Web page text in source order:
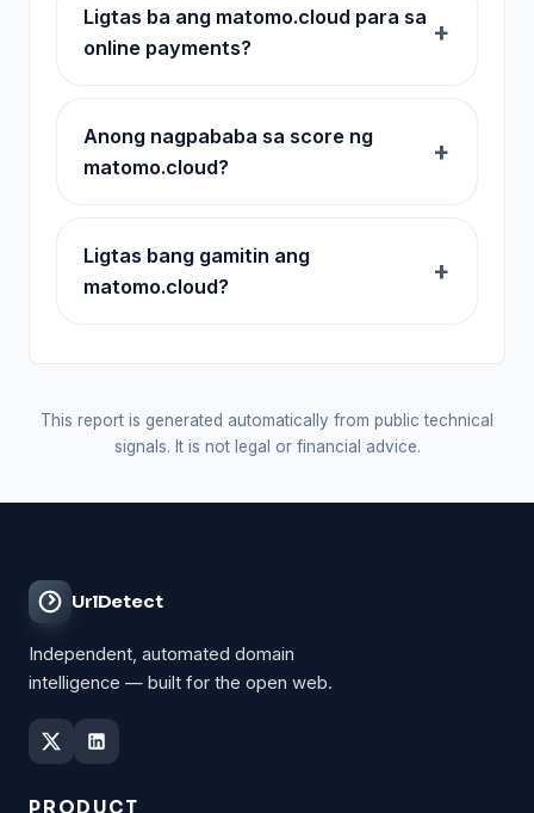
Ligtas ba ang matomo.cloud para sa
online payments?
Anong nagpababa sa score ng
matomo.cloud?
Ligtas bang gamitin ang
matomo.cloud?
This report is generated automatically from public technical
signals. It is not legal or financial advice.
UrlDetect
Independent, automated domain
intelligence — built for the open web.
PRODUCT